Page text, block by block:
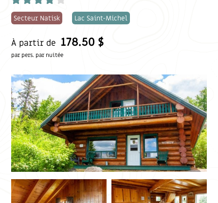
Secteur Natisk Lac Saint-Michel
À partir de 178.50 $
par pers. par nuitée